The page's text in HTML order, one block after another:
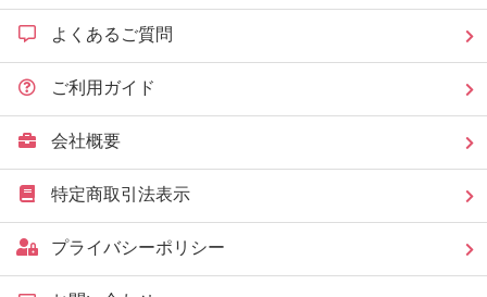
よくあるご質問
ご利用ガイド
会社概要
特定商取引法表示
プライバシーポリシー